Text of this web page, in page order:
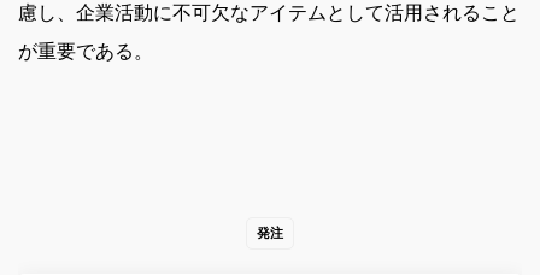
慮し、企業活動に不可欠なアイテムとして活用されること
が重要である。
発注